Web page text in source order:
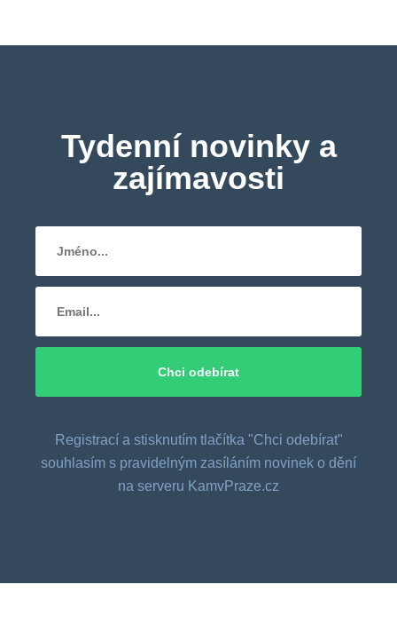
Tydenní novinky a
zajímavosti
Registrací a stisknutím tlačítka "Chci odebírat"
souhlasím s pravidelným zasíláním novinek o dění
na serveru KamvPraze.cz